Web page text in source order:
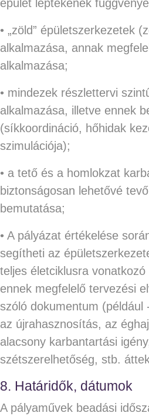
épület léptékének
• „zöld” épületszerkezetek
alkalmazása, annak
alkalmazása;
• mindezek részlettervi
alkalmazása, illetve ennek
(síkkoordináció, hőhidak
szimulációja);
• a tető és a homlokzat
biztonságosan lehetővé
bemutatása;
• A pályázat értékelése
segítheti az
teljes életciklusra
ennek megfelelő tervezési
szóló dokumentum (például
az újrahasznosítás, az
alacsony karbantartási
szétszerelhetőség, stb.
8. Határidők, dátumok
A pályaművek beadási